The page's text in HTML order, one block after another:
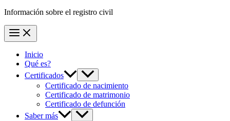
Información sobre el registro civil
Inicio
Qué es?
Certificados
Certificado de nacimiento
Certificado de matrimonio
Certificado de defunción
Saber más